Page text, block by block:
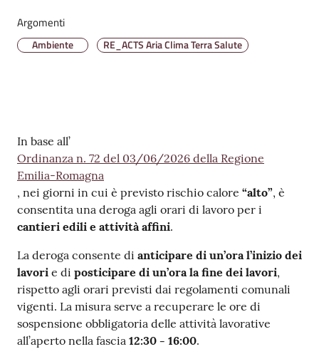
u
r
E
v
n
t
Seguici
su
Argomenti
Ambiente RE_ACTS Aria Clima Terra Salute
Contenuto
In base all’
Ordinanza n. 72 del 03/06/2026 della Regione
Emilia-Romagna
, nei giorni in cui è previsto rischio calore “alto”, è
consentita una deroga agli orari di lavoro per i
cantieri edili e attività affini.
La deroga consente di anticipare di un’ora l’inizio dei
lavori e di posticipare di un’ora la fine dei lavori,
rispetto agli orari previsti dai regolamenti comunali
vigenti. La misura serve a recuperare le ore di
sospensione obbligatoria delle attività lavorative
all’aperto nella fascia 12:30 - 16:00.